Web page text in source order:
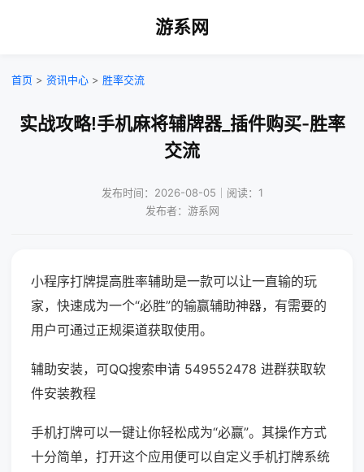
游系网
首页 > 资讯中心 > 胜率交流
实战攻略!手机麻将辅牌器_插件购买-胜率
交流
发布时间：2026-08-05｜阅读：1
发布者：游系网
小程序打牌提高胜率辅助是一款可以让一直输的玩
家，快速成为一个“必胜”的输赢辅助神器，有需要的
用户可通过正规渠道获取使用。
辅助安装，可QQ搜索申请 549552478 进群获取软
件安装教程
手机打牌可以一键让你轻松成为“必赢”。其操作方式
十分简单，打开这个应用便可以自定义手机打牌系统